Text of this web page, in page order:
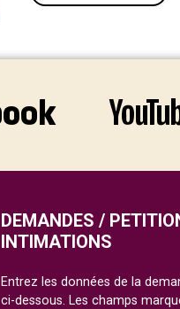
DEMANDES /
INTIMATIONS
Entrez les données de la
ci-dessous. Les champs